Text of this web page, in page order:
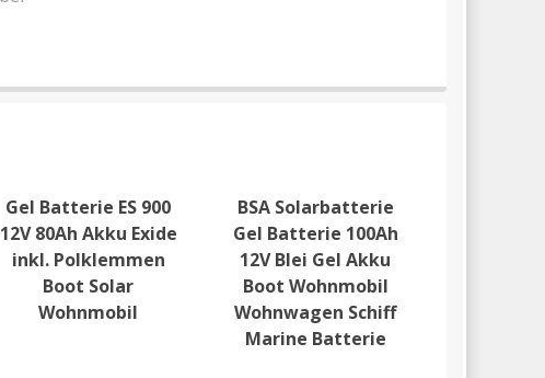
Gel Batterie ES 900
12V 80Ah Akku Exide
inkl. Polklemmen
Boot Solar
Wohnmobil
BSA Solarbatterie
Gel Batterie 100Ah
12V Blei Gel Akku
Boot Wohnmobil
Wohnwagen Schiff
Marine Batterie